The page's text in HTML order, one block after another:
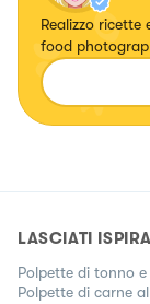
Realizzo
food
LASCIATI
Polpette di tonno
Polpette di carne